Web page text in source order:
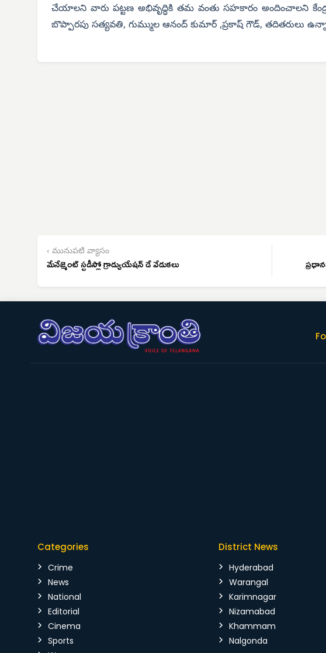
చేయాలని వారు పట్టణ అభివృద్ధికి తమ వంతు సహకారం అందించాలని
బొప్పారపు సత్యవతి, గుమ్ముల ఆనంద్ కుమార్ ,ప్రకాష్ గౌడ్, తదితరులు
‹ మునుపటి వ్యాసం
మేనేజ్మెంట్ స్టడీస్లో గ్రాడ్యుయేషన్ డే వేడుకలు
Categories
Crime
News
National
Editorial
Cinema
Sports
District News
Hyderabad
Warangal
Karimnagar
Nizamabad
Khammam
Nalgonda